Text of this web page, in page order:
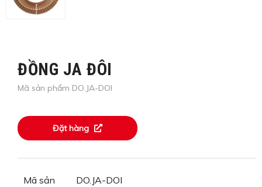
ĐỒNG JA ĐÔI
Mã sản phẩm DO.JA-DOI
Đặt hàng
Mã sản
DO.JA-DOI